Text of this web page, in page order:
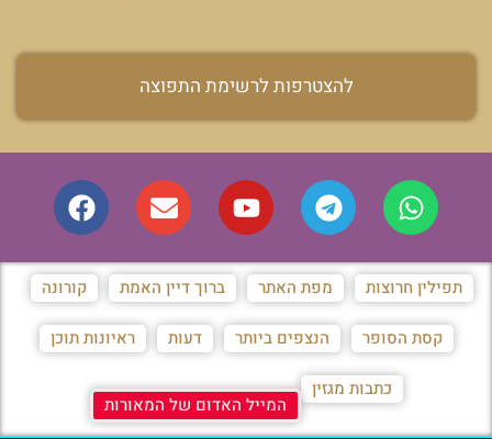
להצטרפות לרשימת התפוצה
תפילין חרוצות מפת האתר ברוך דיין האמת קורונה
קסת הסופר הנצפים ביותר דעות ראיונות תוכן
כתבות מגזין
המייל האדום של המאורות